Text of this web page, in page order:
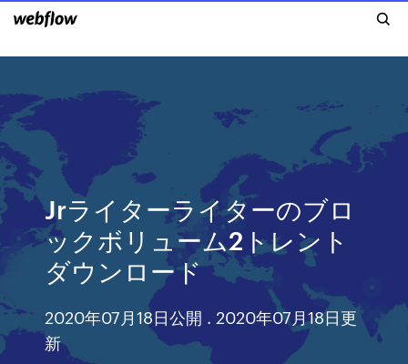
Jrライターライターのブロ
ックボリューム2トレント
ダウンロード
2020年07月18日公開 . 2020年07月18日更
新